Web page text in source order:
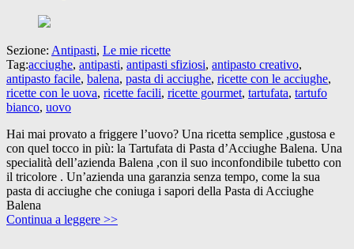
Sezione: Antipasti, Le mie ricette
Tag:acciughe, antipasti, antipasti sfiziosi, antipasto creativo,
antipasto facile, balena, pasta di acciughe, ricette con le acciughe,
ricette con le uova, ricette facili, ricette gourmet, tartufata, tartufo
bianco, uovo
Hai mai provato a friggere l’uovo? Una ricetta semplice ,gustosa e
con quel tocco in più: la Tartufata di Pasta d’Acciughe Balena. Una
specialità dell’azienda Balena ,con il suo inconfondibile tubetto con
il tricolore . Un’azienda una garanzia senza tempo, come la sua
pasta di acciughe che coniuga i sapori della Pasta di Acciughe
Balena
Continua a leggere >>